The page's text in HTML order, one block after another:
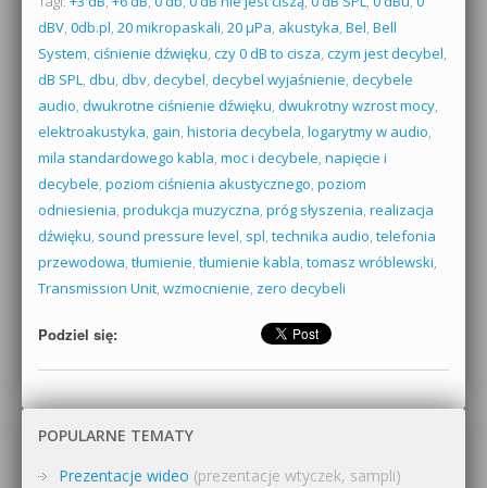
dBV, 0db.pl, 20 mikropaskali, 20 µPa, akustyka, Bel, Bell
System, ciśnienie dźwięku, czy 0 dB to cisza, czym jest decybel,
dB SPL, dbu, dbv, decybel, decybel wyjaśnienie, decybele
audio, dwukrotne ciśnienie dźwięku, dwukrotny wzrost mocy,
elektroakustyka, gain, historia decybela, logarytmy w audio,
mila standardowego kabla, moc i decybele, napięcie i
decybele, poziom ciśnienia akustycznego, poziom
odniesienia, produkcja muzyczna, próg słyszenia, realizacja
dźwięku, sound pressure level, spl, technika audio, telefonia
przewodowa, tłumienie, tłumienie kabla, tomasz wróblewski,
Transmission Unit, wzmocnienie, zero decybeli
Podziel się:
POPULARNE TEMATY
Prezentacje wideo (prezentacje wtyczek, sampli)